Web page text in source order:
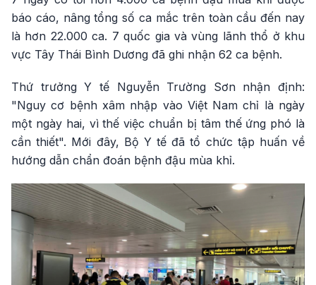
báo cáo, nâng tổng số ca mắc trên toàn cầu đến nay
là hơn 22.000 ca. 7 quốc gia và vùng lãnh thổ ở khu
vực Tây Thái Bình Dương đã ghi nhận 62 ca bệnh.
Thứ trưởng Y tế Nguyễn Trường Sơn nhận định:
"Nguy cơ bệnh xâm nhập vào Việt Nam chỉ là ngày
một ngày hai, vì thế việc chuẩn bị tâm thế ứng phó là
cần thiết". Mới đây, Bộ Y tế đã tổ chức tập huấn về
hướng dẫn chẩn đoán bệnh đậu mùa khỉ.